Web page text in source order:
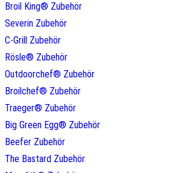
Broil King® Zubehör
Severin Zubehör
C-Grill Zubehör
Rösle® Zubehör
Outdoorchef® Zubehör
Broilchef® Zubehör
Traeger® Zubehör
Big Green Egg® Zubehör
Beefer Zubehör
The Bastard Zubehör